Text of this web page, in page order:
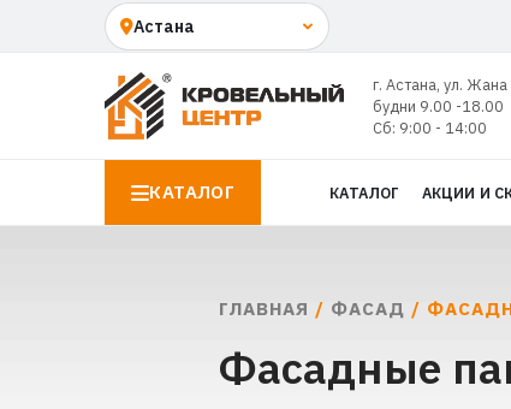
г. Астана, ул.
будни 9.00 -18.00
Сб: 9:00 - 14:00
КАТАЛОГ КАТАЛОГ АКЦИИ И
ГЛАВНАЯ / ФАСАД /
Фасадные